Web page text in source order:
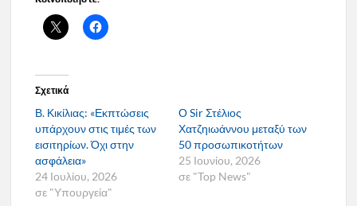
Σχετικά
Β. Κικίλιας: «Εκπτώσεις
υπάρχουν στις τιμές των
εισιτηρίων. Όχι στην
ασφάλεια»
24 Ιουλίου, 2026
σε "Υπουργεία"
Ο Sir Στέλιος
Χατζηιωάννου μεταξύ των
50 προσωπικοτήτων
25 Ιουνίου, 2026
σε "Top News"